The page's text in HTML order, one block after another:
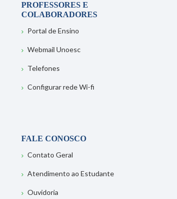
PROFESSORES E
COLABORADORES
Portal de Ensino
Webmail Unoesc
Telefones
Configurar rede Wi-fi
FALE CONOSCO
Contato Geral
Atendimento ao Estudante
Ouvidoria